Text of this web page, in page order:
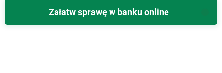
Załatw sprawę w banku online